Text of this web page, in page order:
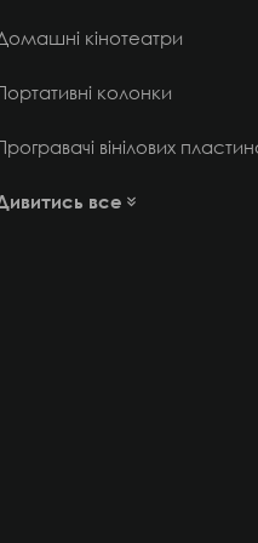
кінотеатри
колонки
вінілових
все